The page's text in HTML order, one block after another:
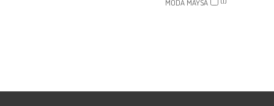
MODA MAYSA